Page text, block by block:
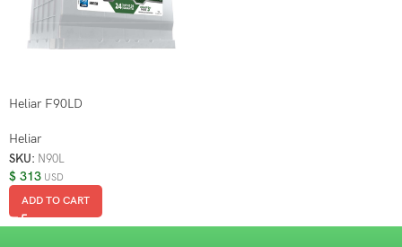
Heliar F90LD
Heliar
SKU: N90L
$ 313 USD
ADD TO CART